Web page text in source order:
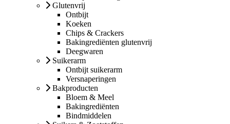
Glutenvrij
Ontbijt
Koeken
Chips & Crackers
Bakingrediënten glutenvrij
Deegwaren
Suikerarm
Ontbijt suikerarm
Versnaperingen
Bakproducten
Bloem & Meel
Bakingrediënten
Bindmiddelen